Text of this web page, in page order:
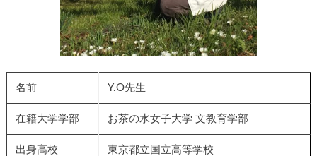
名前 Y.O先生
在籍大学学部 お茶の水女子大学 文教育学部
出身高校 東京都立国立高等学校